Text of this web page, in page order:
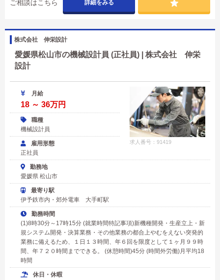
ご相談はこちら
詳細をみる
株式会社 伸栄設計
愛媛県松山市の機械設計員 (正社員) | 株式会社 伸栄
設計
求人番号：91419
月給
18 ～ 36万円
職種
機械設計員
雇用形態
正社員
勤務地
愛媛県 松山市
最寄り駅
伊予鉄市内・郊外電車 大手町駅
勤務時間
(1)8時30分～17時15分 (就業時間特記事項)新機種開発・生産立上・新
規システム開発・決算業務・その他業務の都合上やむをえない突発的
業務に備えるため、１日１３時間、年６回を限度として１ヶ月９９時
間、年７２０時間までできる。 (休憩時間)45分 (時間外労働)月平均18
時間
休日・休暇